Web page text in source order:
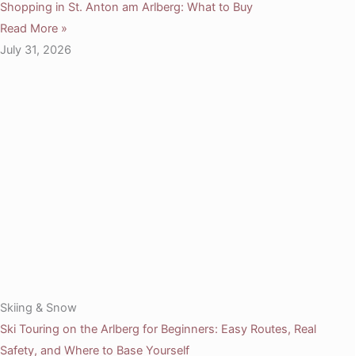
Shopping in St. Anton am Arlberg: What to Buy
Read More »
July 31, 2026
Skiing & Snow
Ski Touring on the Arlberg for Beginners: Easy Routes, Real
Safety, and Where to Base Yourself